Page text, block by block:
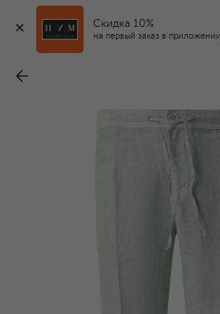
Скидка 10%
на первый заказ в приложении